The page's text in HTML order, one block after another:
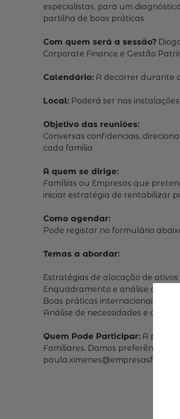
especialistas, para um
partilha de boas práticas.
Com quem será a sessão?
Corporate Finance e Gestão
Calendário:A decorrer durante o
Local:Poderá ser nas
Objetivo das reuniões:
Conversas confidenciais,
cada familia
A quem se dirige:
Famílias ou Empresas que
iniciar estratégia de rentabilizar
Como agendar:
Pode registar no formulário
Temas a abordar:
Estratégias de alocação de
​Enquadramento e análise de
Boas práticas internacionais na
Análise de necessidades e
Quem Pode Participar:A
Familiares. Damos preferência a